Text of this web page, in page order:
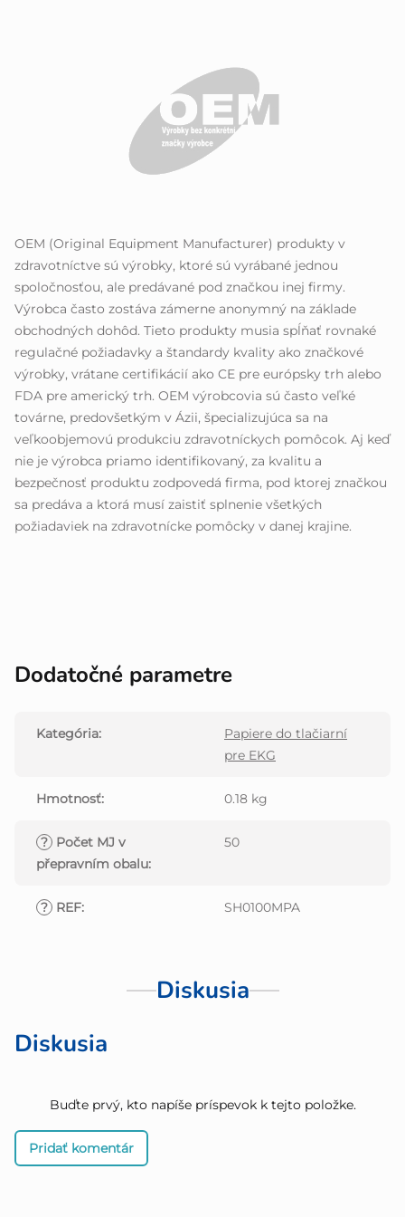
OEM (Original Equipment Manufacturer) produkty v
zdravotníctve sú výrobky, ktoré sú vyrábané jednou
spoločnosťou, ale predávané pod značkou inej firmy.
Výrobca často zostáva zámerne anonymný na základe
obchodných dohôd. Tieto produkty musia spĺňať rovnaké
regulačné požiadavky a štandardy kvality ako značkové
výrobky, vrátane certifikácií ako CE pre európsky trh alebo
FDA pre americký trh. OEM výrobcovia sú často veľké
továrne, predovšetkým v Ázii, špecializujúca sa na
veľkoobjemovú produkciu zdravotníckych pomôcok. Aj keď
nie je výrobca priamo identifikovaný, za kvalitu a
bezpečnosť produktu zodpovedá firma, pod ktorej značkou
sa predáva a ktorá musí zaistiť splnenie všetkých
požiadaviek na zdravotnícke pomôcky v danej krajine.
Dodatočné parametre
Kategória:
Papiere do tlačiarní
pre EKG
Hmotnosť: 0.18 kg
? Počet MJ v
přepravním obalu:
50
? REF: SH0100MPA
Diskusia
Diskusia
Buďte prvý, kto napíše príspevok k tejto položke.
Pridať komentár